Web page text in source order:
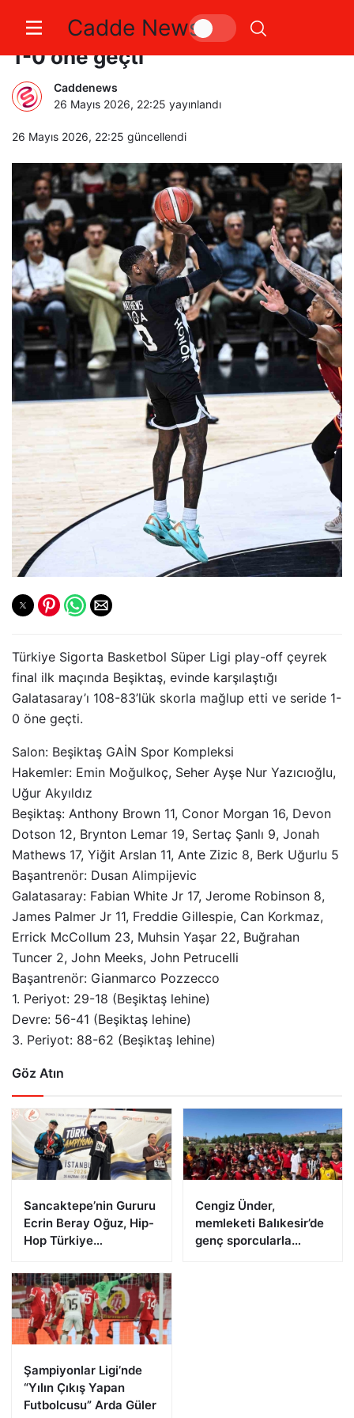
Cadde News
Beşiktaş, derbiyi kazandı seride
1-0 öne geçti
Caddenews
26 Mayıs 2026, 22:25 yayınlandı
26 Mayıs 2026, 22:25 güncellendi
Türkiye Sigorta Basketbol Süper Ligi play-off çeyrek
final ilk maçında Beşiktaş, evinde karşılaştığı
Galatasaray’ı 108-83’lük skorla mağlup etti ve seride 1-
0 öne geçti.
Salon: Beşiktaş GAİN Spor Kompleksi
Hakemler: Emin Moğulkoç, Seher Ayşe Nur Yazıcıoğlu,
Uğur Akyıldız
Beşiktaş: Anthony Brown 11, Conor Morgan 16, Devon
Dotson 12, Brynton Lemar 19, Sertaç Şanlı 9, Jonah
Mathews 17, Yiğit Arslan 11, Ante Zizic 8, Berk Uğurlu 5
Başantrenör: Dusan Alimpijevic
Galatasaray: Fabian White Jr 17, Jerome Robinson 8,
James Palmer Jr 11, Freddie Gillespie, Can Korkmaz,
Errick McCollum 23, Muhsin Yaşar 22, Buğrahan
Tuncer 2, John Meeks, John Petrucelli
Başantrenör: Gianmarco Pozzecco
1. Periyot: 29-18 (Beşiktaş lehine)
Devre: 56-41 (Beşiktaş lehine)
3. Periyot: 88-62 (Beşiktaş lehine)
Göz Atın
Sancaktepe’nin Gururu
Ecrin Beray Oğuz, Hip-
Hop Türkiye
Zirveye Çıktı
Cengiz Ünder,
memleketi Balıkesir’de
genç sporcularla
Şampiyonlar Ligi’nde
“Yılın Çıkış Yapan
Futbolcusu” Arda Güler